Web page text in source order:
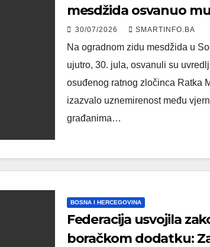
mesdžida osvanuo
Mladića
30/07/2026 SMARTINFO.BA
Na ogradnom zidu mesdžida u
ujutro, 30. jula, osvanuli su
osuđenog ratnog zločinca Ratka
izazvalo uznemirenost među
građanima…
BOSNA I HERCEGOVINA
Federacija usvojila
boračkom dodatku: